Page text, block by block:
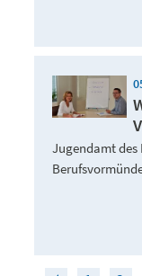
Jugendamt des